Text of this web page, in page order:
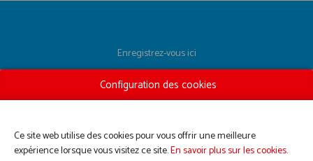
Enregistrez-vous ici
Informations pratiques
Dates et heures d'ouverture
Configuration des cookies
Ce site web utilise des cookies pour vous offrir une meilleure
expérience lorsque vous visitez ce site.En savoir plus sur les cookies.